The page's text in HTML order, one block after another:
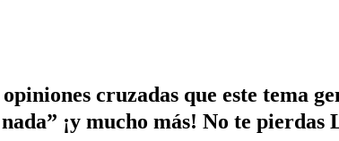
cruzadas que este tema
¡y mucho más! No te pierdas